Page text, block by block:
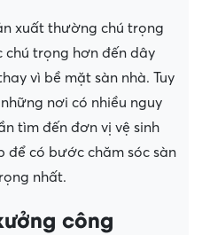
xuất thường chú trọng
chú trọng hơn đến dây
vì bề mặt sàn nhà. Tuy
nơi có nhiều nguy
tìm đến đơn vị vệ sinh
để có bước chăm sóc sàn
nhất.
công